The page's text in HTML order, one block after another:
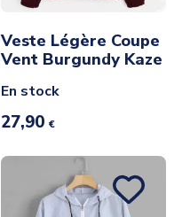
Veste Légère Coupe
Vent Burgundy Kaze
En stock
27,90 €